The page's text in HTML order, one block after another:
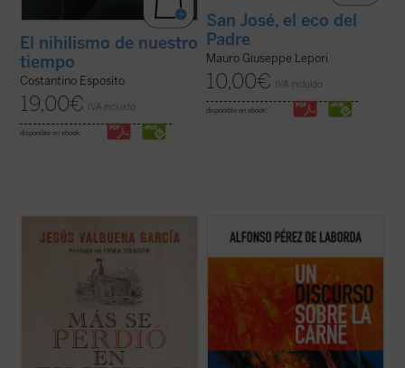
El nihilismo de nuestro
tiempo
Costantino Esposito
19,00€ IVA incluido
disponible en ebook:
San José, el eco del
Padre
Mauro Giuseppe Lepori
10,00€ IVA incluido
disponible en ebook:
Un viaje en el tiempo a la remota iglesia en
la isla de Luzón en la que el último
destacamento del Imperio español
sobrevivió al asedio militar más duradero y
paradójico de la Historia moderna. El libro
recoge documentos inéditos y ... (ver ficha)
Punto omega: punto atractivo de
enamoramiento. Suave suasión carnal de
Punto de encarnación. La realidad se nos
vínculo substancial
: el punto se
expresa como realidad. Nuestras líneas de
...
(ver ficha)